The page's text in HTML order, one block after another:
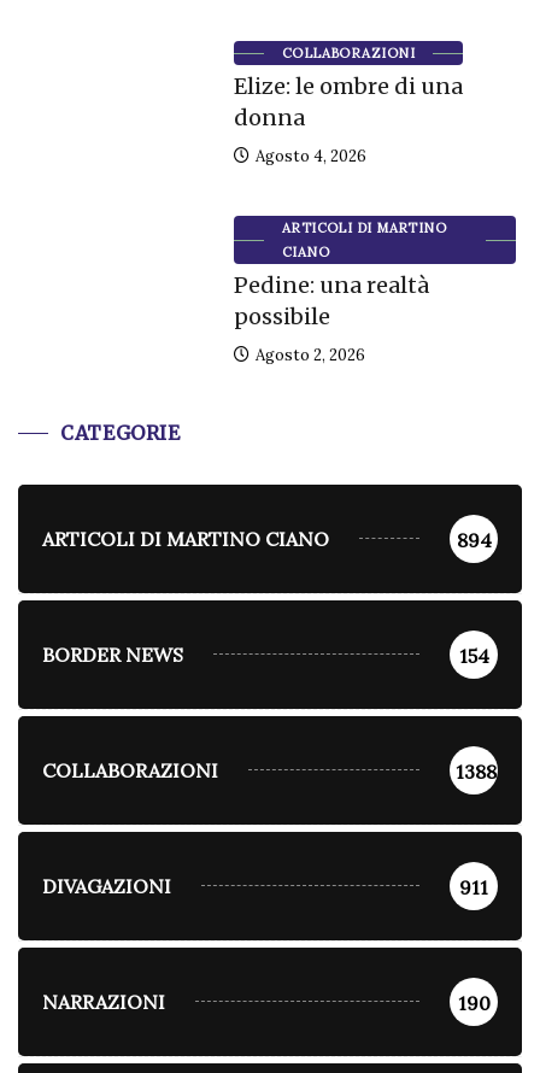
COLLABORAZIONI
Elize: le ombre di una
donna
Agosto 4, 2026
ARTICOLI DI MARTINO
CIANO
Pedine: una realtà
possibile
Agosto 2, 2026
CATEGORIE
ARTICOLI DI MARTINO CIANO 894
BORDER NEWS 154
COLLABORAZIONI 1388
DIVAGAZIONI 911
NARRAZIONI 190